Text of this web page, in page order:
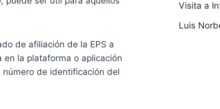
de afiliación de la EPS a
la plataforma o aplicación
de identificación del
Visita a
Luis